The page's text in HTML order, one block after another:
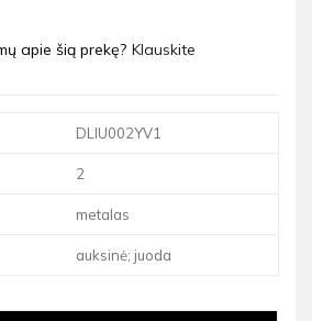
apie šią prekę? Klauskite
DLIU002YV1
2
metalas
auksinė; juoda